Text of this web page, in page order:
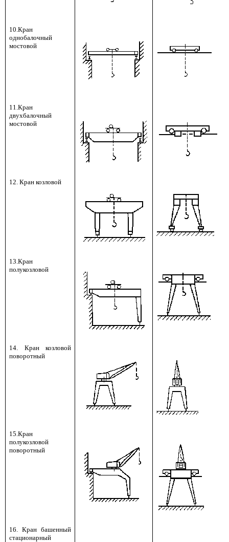
10.Кран
однобалочный
мостовой
11.Кран
двухбалочный
мостовой
12. Кран козловой
13.Кран
полукозловой
14. Кран козловой
поворотный
15.Кран
полукозловой
поворотный
16. Кран башенный
стационарный